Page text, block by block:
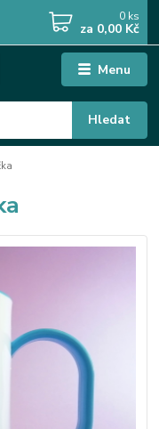
Menu
Hledat
0 ks
za 0,00 Kč